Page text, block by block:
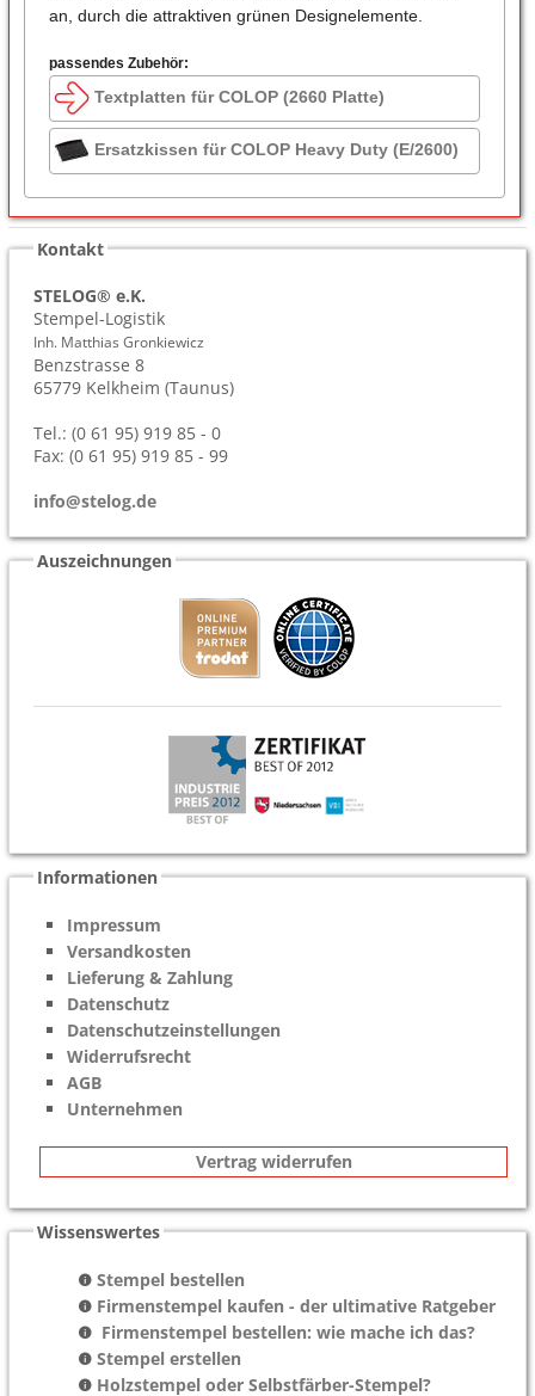
an, durch die attraktiven grünen Designelemente.
passendes Zubehör:
Textplatten für COLOP (2660 Platte)
Ersatzkissen für COLOP Heavy Duty (E/2600)
Kontakt
STELOG® e.K.
Stempel-Logistik
Inh. Matthias Gronkiewicz
Benzstrasse 8
65779 Kelkheim (Taunus)
Tel.: (0 61 95) 919 85 - 0
Fax: (0 61 95) 919 85 - 99
info@stelog.de
Auszeichnungen
Informationen
Impressum
Versandkosten
Lieferung & Zahlung
Datenschutz
Datenschutzeinstellungen
Widerrufsrecht
AGB
Unternehmen
Vertrag widerrufen
Wissenswertes
Stempel bestellen
Firmenstempel kaufen - der ultimative Ratgeber
Firmenstempel bestellen: wie mache ich das?
Stempel erstellen
Holzstempel oder Selbstfärber-Stempel?